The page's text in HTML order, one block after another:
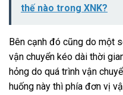
thế nào trong XNK?
Bên cạnh đó cũng do một
vận chuyển kéo dài thời
hỏng do quá trình vận
huống này thì phía đơn vị